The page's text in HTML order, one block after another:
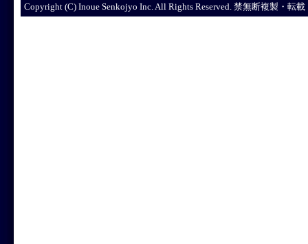
Copyright (C) Inoue Senkojyo Inc. All Rights Reserved. 禁無断複製・